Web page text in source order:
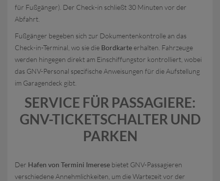
für Fußgänger). Der Check-in schließt 30 Minuten vor der
Abfahrt.
Fußgänger begeben sich zur Dokumentenkontrolle an das
Check-in-Terminal, wo sie die Bordkarteerhalten. Fahrzeuge
werden hingegen direkt am Einschiffungstor kontrolliert, wobei
das GNV-Personal spezifische Anweisungen für die Aufstellung
im Garagendeck gibt.
SERVICE FÜR PASSAGIERE:
GNV-TICKETSCHALTER UND
PARKEN
Der Hafen von Termini Imerese bietet GNV-Passagieren
verschiedene Annehmlichkeiten, um die Wartezeit vor der